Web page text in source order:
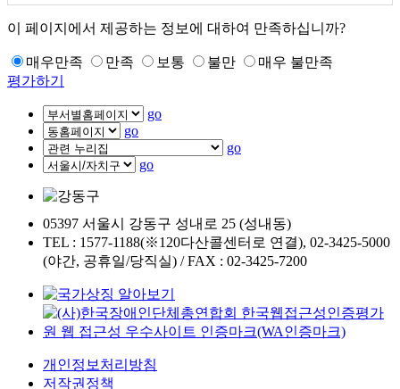
이 페이지에서 제공하는 정보에 대하여 만족하십니까?
매우만족 만족 보통 불만
매우 불만족
평가하기
go
go
go
go
05397 서울시 강동구 성내로 25 (성내동)
TEL : 1577-1188(※120다산콜센터로 연결), 02-3425-5000
(야간, 공휴일/당직실) / FAX : 02-3425-7200
개인정보처리방침
저작권정책